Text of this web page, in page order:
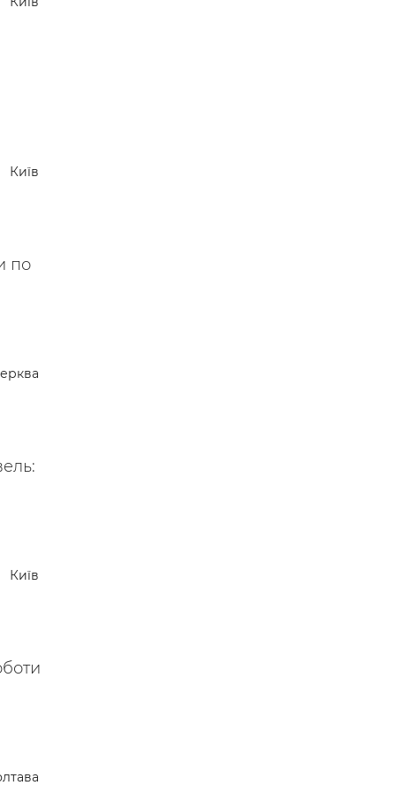
Київ
по
Київ